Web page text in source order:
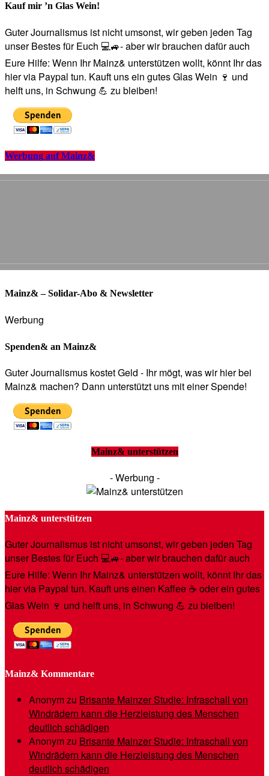
Kauf mir ’n Glas Wein!
Guter Journalismus ist nicht umsonst, wir geben jeden Tag
unser Bestes für Euch 💻🚙- aber wir brauchen dafür auch
Eure Hilfe: Wenn Ihr Mainz& unterstützen wollt, könnt Ihr das
hier via Paypal tun. Kauft uns ein gutes Glas Wein 🍷 und
helft uns, in Schwung 💪 zu bleiben!
Werbung auf Mainz&
Mainz& – Solidar-Abo & Newsletter
Werbung
Spenden& an Mainz&
Guter Journalismus kostet Geld - Ihr mögt, was wir hier bei
Mainz& machen? Dann unterstützt uns mit einer Spende!
Mainz& unterstützen
- Werbung -
Mainz& unterstützen
Guter Journalismus ist nicht umsonst, wir geben jeden Tag
unser Bestes für Euch 💻🚙- aber wir brauchen dafür auch
Eure Hilfe: Wenn Ihr Mainz& unterstützen wollt, könnt Ihr das
hier via Paypal tun. Kauft uns einen Kaffee ☕️ oder ein gutes
Glas Wein 🍷 und helft uns, in Schwung 💪 zu bleiben!
Mainz& Kommentare
Anonymzu Brisante Mainzer Studie: Infraschall von
Windrädern kann die Herzleistung des Menschen
deutlich schädigen
Anonymzu Brisante Mainzer Studie: Infraschall von
Windrädern kann die Herzleistung des Menschen
deutlich schädigen